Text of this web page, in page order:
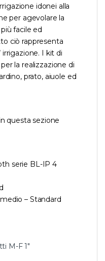
idonei alla
per agevolare la
facile ed
ciò rappresenta
I kit di
la realizzazione di
prato, aiuole ed
questa sezione
serie BL-IP 4
– Standard
M-F 1″